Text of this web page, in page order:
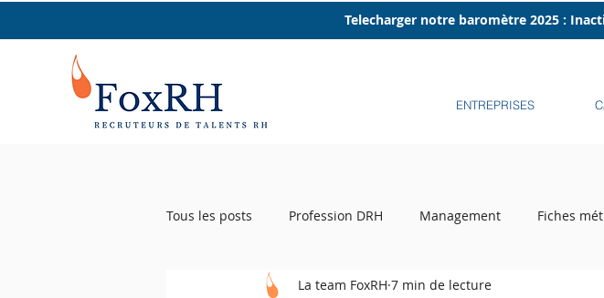
Telecharger notre baromètre 2025 :
ENTREPRISES
Tous les posts Profession DRH Management Fiches
Startup RH Event RH Recrutement
La team FoxRH 7 min de lecture